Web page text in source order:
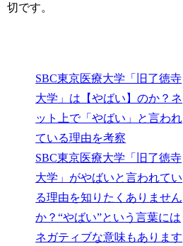
切です。
SBC東京医療大学「旧了徳寺
大学」は【やばい】のか？ネ
ット上で「やばい」と言われ
ている理由を考察
SBC東京医療大学「旧了徳寺
大学」がやばいと言われてい
る理由を知りたくありません
か？“やばい”という言葉には
ネガティブな意味もあります